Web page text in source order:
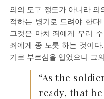
의의 도구 정도가 아니라 의
적하는 병기로 드려야 한다
그것은 마치 죄에게 우리
죄에게 종 노릇 하는 것이
기로 부르심을 입었으니 그
“As the
ready, that